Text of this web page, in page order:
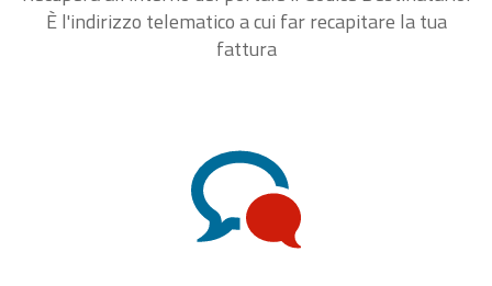
È l'indirizzo telematico a cui far recapitare la tua
fattura